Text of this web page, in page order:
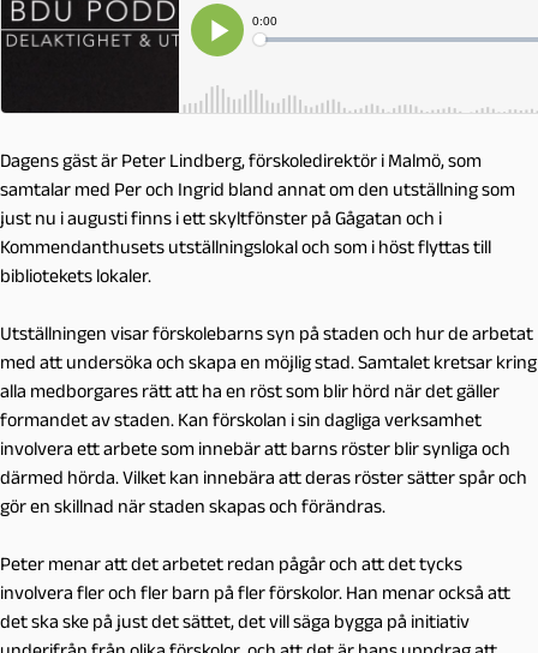
Dagens gäst är Peter Lindberg, förskoledirektör i Malmö, som
samtalar med Per och Ingrid bland annat om den utställning som
just nu i augusti finns i ett skyltfönster på Gågatan och i
Kommendanthusets utställningslokal och som i höst flyttas till
bibliotekets lokaler.
Utställningen visar förskolebarns syn på staden och hur de arbetat
med att undersöka och skapa en möjlig stad. Samtalet kretsar kring
alla medborgares rätt att ha en röst som blir hörd när det gäller
formandet av staden. Kan förskolan i sin dagliga verksamhet
involvera ett arbete som innebär att barns röster blir synliga och
därmed hörda. Vilket kan innebära att deras röster sätter spår och
gör en skillnad när staden skapas och förändras.
Peter menar att det arbetet redan pågår och att det tycks
involvera fler och fler barn på fler förskolor. Han menar också att
det ska ske på just det sättet, det vill säga bygga på initiativ